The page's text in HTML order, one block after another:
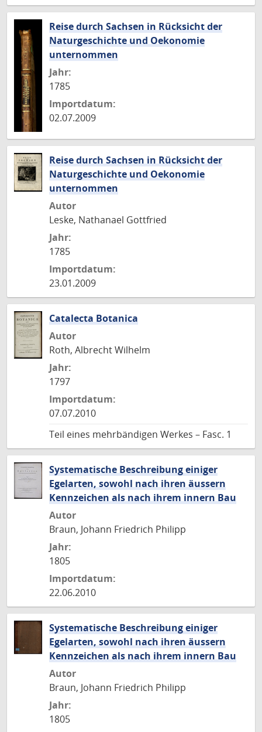
Reise durch Sachsen in Rücksicht der
Naturgeschichte und Oekonomie
unternommen
Jahr:
1785
Importdatum:
02.07.2009
Reise durch Sachsen in Rücksicht der
Naturgeschichte und Oekonomie
unternommen
Autor
Leske, Nathanael Gottfried
Jahr:
1785
Importdatum:
23.01.2009
Catalecta Botanica
Autor
Roth, Albrecht Wilhelm
Jahr:
1797
Importdatum:
07.07.2010
Teil eines mehrbändigen Werkes – Fasc. 1
Systematische Beschreibung einiger
Egelarten, sowohl nach ihren äussern
Kennzeichen als nach ihrem innern Bau
Autor
Braun, Johann Friedrich Philipp
Jahr:
1805
Importdatum:
22.06.2010
Systematische Beschreibung einiger
Egelarten, sowohl nach ihren äussern
Kennzeichen als nach ihrem innern Bau
Autor
Braun, Johann Friedrich Philipp
Jahr:
1805